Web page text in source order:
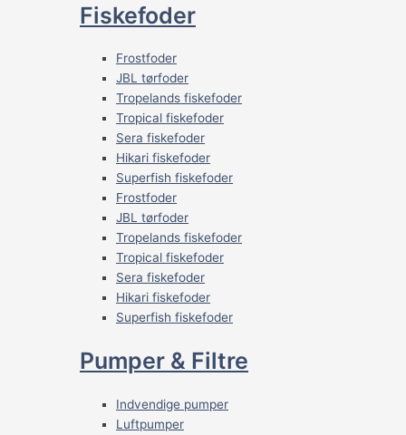
Fiskefoder
Frostfoder
JBL tørfoder
Tropelands fiskefoder
Tropical fiskefoder
Sera fiskefoder
Hikari fiskefoder
Superfish fiskefoder
Frostfoder
JBL tørfoder
Tropelands fiskefoder
Tropical fiskefoder
Sera fiskefoder
Hikari fiskefoder
Superfish fiskefoder
Pumper & Filtre
Indvendige pumper
Luftpumper